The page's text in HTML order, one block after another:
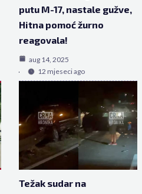
putu M-17, nastale gužve,
Hitna pomoć žurno
reagovala!
aug 14, 2025
12 mjeseci ago
Težak sudar na